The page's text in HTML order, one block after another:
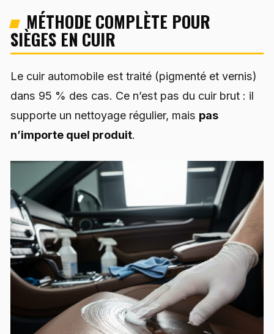
MÉTHODE COMPLÈTE POUR
SIÈGES EN CUIR
Le cuir automobile est traité (pigmenté et vernis)
dans 95 % des cas. Ce n’est pas du cuir brut : il
supporte un nettoyage régulier, mais pas
n’importe quel produit.